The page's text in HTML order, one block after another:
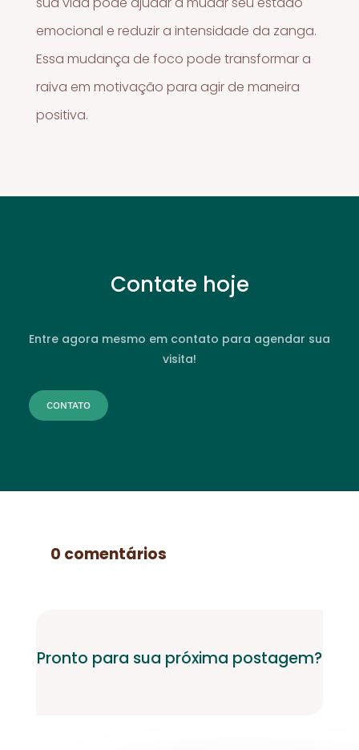
emocional e reduzir a intensidade da zanga.
Essa mudança de foco pode transformar a
raiva em motivação para agir de maneira
positiva.
Contate hoje
Entre agora mesmo em contato para agendar sua
visita!
CONTATO
0 comentários
Pronto para sua próxima postagem?